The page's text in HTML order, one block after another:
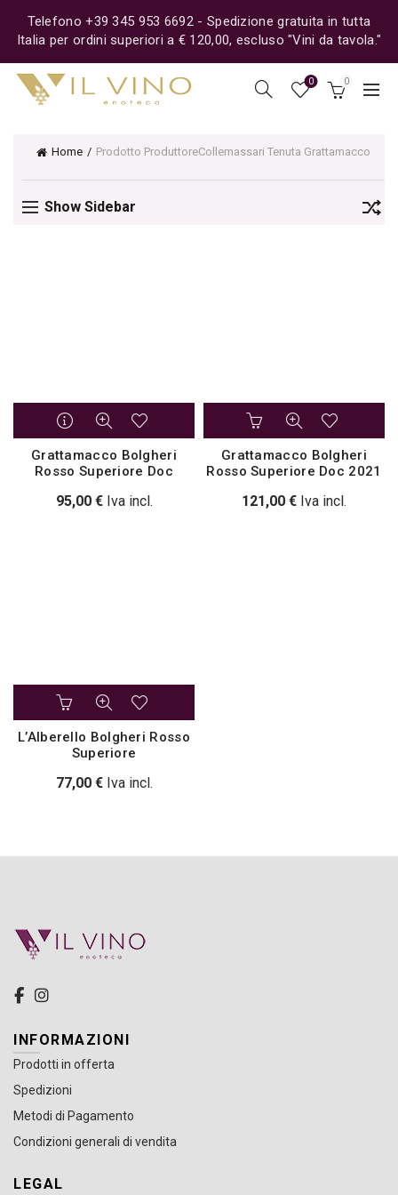
Telefono +39 345 953 6692 - Spedizione gratuita in tutta
Italia per ordini superiori a € 120,00, escluso "Vini da tavola."
0 0
Home Prodotto ProduttoreCollemassari Tenuta Grattamacco
Show Sidebar
Grattamacco Bolgheri
Rosso Superiore Doc
95,00 € Iva incl.
Grattamacco Bolgheri
Rosso Superiore Doc 2021
121,00 € Iva incl.
L’Alberello Bolgheri Rosso
Superiore
77,00 € Iva incl.
INFORMAZIONI
Prodotti in offerta
Spedizioni
Metodi di Pagamento
Condizioni generali di vendita
LEGAL